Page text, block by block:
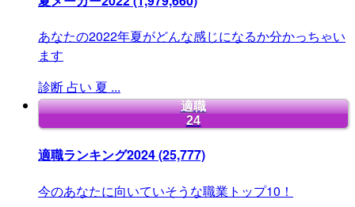
あなたの2022年夏がどんな感じになるか分かっちゃい
ます
診断 占い 夏 ...
適職
24
適職ランキング2024(25,777)
今のあなたに向いていそうな職業トップ10！